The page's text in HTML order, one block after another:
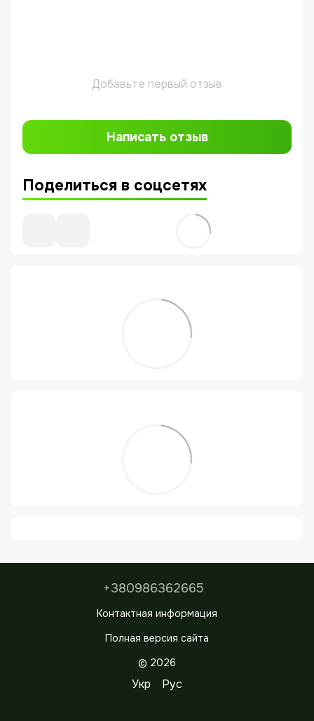
Добавьте первый отзыв
Написать отзыв
Поделиться в соцсетях
+380986362665
Контактная информация
Полная версия сайта
© 2026
Укр Рус